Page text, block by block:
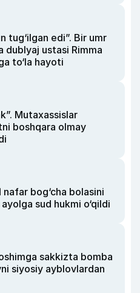
tug‘ilgan edi”. Bir umr
dublyaj ustasi Rimma
to‘la hayoti
Mutaxassislar
boshqara olmay
nafar bog‘cha bolasini
sud hukmi o‘qildi
sakkizta bomba
siyosiy ayblovlardan